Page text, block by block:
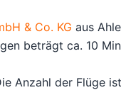
& Co. KG aus
beträgt ca. 10
Anzahl der Flüge